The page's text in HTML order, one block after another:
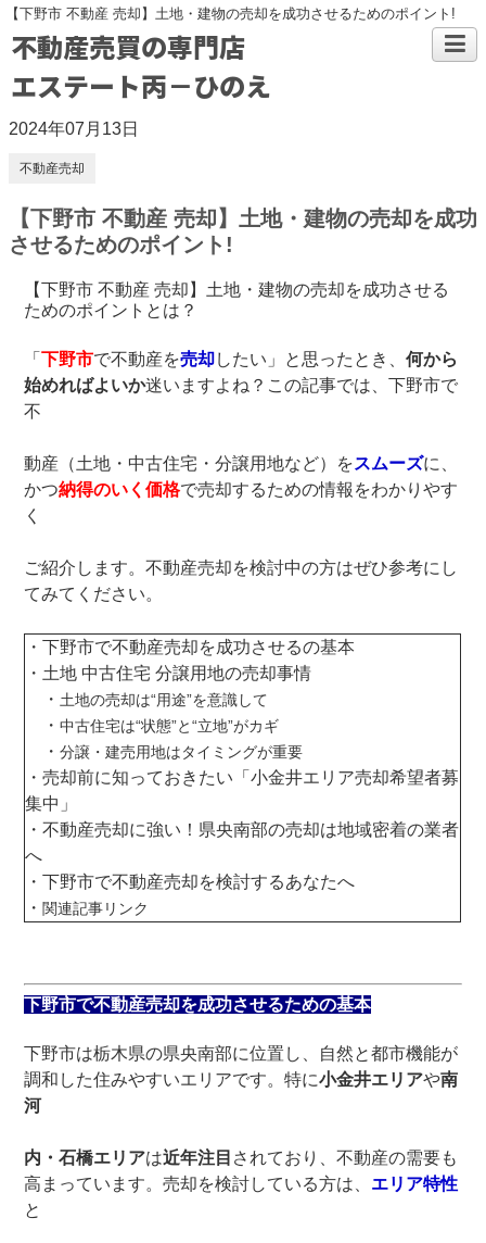
【下野市 不動産 売却】土地・建物の売却を成功させるためのポイント!
不動産売買の専門店
エステート丙－ひのえ
2024年07月13日
不動産売却
【下野市 不動産 売却】土地・建物の売却を成功
させるためのポイント!
【下野市 不動産 売却】土地・建物の売却を成功させる
ためのポイントとは？
「下野市で不動産を売却したい」と思ったとき、何から
始めればよいか迷いますよね？この記事では、下野市で
不
動産（土地・中古住宅・分譲用地など）をスムーズに、
かつ納得のいく価格で売却するための情報をわかりやす
く
ご紹介します。不動産売却を検討中の方はぜひ参考にし
てみてください。
・下野市で不動産売却を成功させるの基本
・土地 中古住宅 分譲用地の売却事情
・ 土地の売却は“用途”を意識して
・中古住宅は“状態”と“立地”がカギ
・分譲・建売用地はタイミングが重要
・売却前に知っておきたい「小金井エリア売却希望者募
集中」
・不動産売却に強い！県央南部の売却は地域密着の業者
へ
・下野市で不動産売却を検討するあなたへ
・関連記事リンク
下野市で不動産売却を成功させるための基本
下野市は栃木県の県央南部に位置し、自然と都市機能が
調和した住みやすいエリアです。特に小金井エリアや南
河
内・石橋エリアは近年注目 されており、不動産の需要も
高まっています。売却を検討している方は、 エリア特性
と